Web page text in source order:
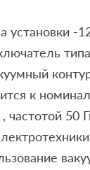
установки -
к
50